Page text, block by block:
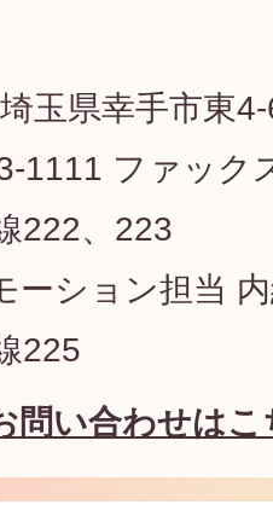
玉県幸手市東
1111 ファック
222、223
ーション担当
225
問い合わせは